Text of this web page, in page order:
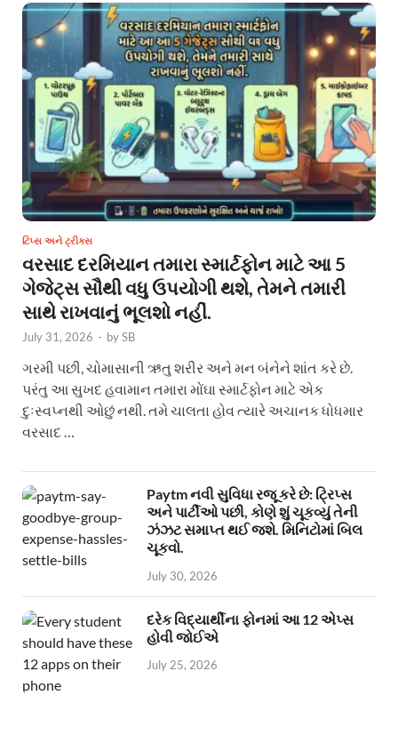
ટિપ્સ અને ટ્રીક્સ
વરસાદ દરમિયાન તમારા સ્માર્ટફોન માટે આ 5
ગેજેટ્સ સૌથી વધુ ઉપયોગી થશે, તેમને તમારી
સાથે રાખવાનું ભૂલશો નહીં.
July 31, 2026 - bySB
ગરમી પછી, ચોમાસાની ઋતુ શરીર અને મન બંનેને શાંત કરે છે.
પરંતુ આ સુખદ હવામાન તમારા મોંઘા સ્માર્ટફોન માટે એક
દુઃસ્વપ્નથી ઓછું નથી. તમે ચાલતા હોવ ત્યારે અચાનક ધોધમાર
વરસાદ …
Paytm નવી સુવિધા રજૂ કરે છે: ટ્રિપ્સ
અને પાર્ટીઓ પછી, કોણે શું ચૂકવ્યું તેની
ઝંઝટ સમાપ્ત થઈ જશે. મિનિટોમાં બિલ
ચૂકવો.
July 30, 2026
દરેક વિદ્યાર્થીના ફોનમાં આ 12 એપ્સ
હોવી જોઈએ
July 25, 2026